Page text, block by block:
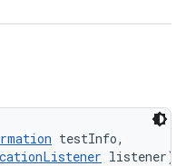
testInfo,
listener)